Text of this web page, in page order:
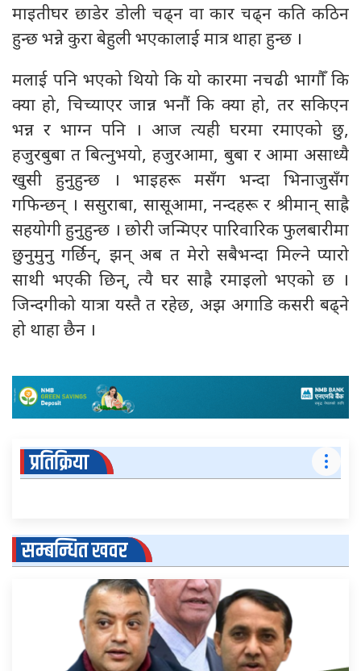
माइतीघर छाडेर डोली चढ्न वा कार चढ्न कति कठिन
हुन्छ भन्ने कुरा बेहुली भएकालाई मात्र थाहा हुन्छ ।
मलाई पनि भएको थियो कि यो कारमा नचढी भागौँ कि
क्या हो, चिच्याएर जान्न भनाैं कि क्या हो, तर सकिएन
भन्न र भाग्न पनि । आज त्यही घरमा रमाएको छु,
हजुरबुबा त बित्नुभयो, हजुरआमा, बुबा र आमा असाध्यै
खुसी हुनुहुन्छ । भाइहरू मसँग भन्दा भिनाजुसँग
गफिन्छन् । ससुराबा, सासूआमा, नन्दहरू र श्रीमान् साह्रै
सहयोगी हुनुहुन्छ । छोरी जन्मिएर पारिवारिक फुलबारीमा
छुनुमुनु गर्छिन्, झन् अब त मेरो सबैभन्दा मिल्ने प्यारो
साथी भएकी छिन्, त्यै घर साह्रै रमाइलो भएको छ ।
जिन्दगीको यात्रा यस्तै त रहेछ, अझ अगाडि कसरी बढ्ने
हो थाहा छैन ।
प्रतिक्रिया
सम्बन्धित खवर